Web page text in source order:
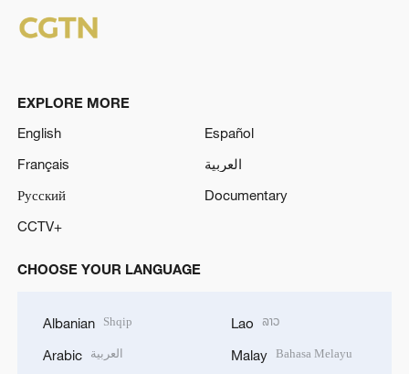
EXPLORE MORE
English
Español
Français
العربية
Русский
Documentary
CCTV+
CHOOSE YOUR LANGUAGE
Albanian Shqip
Arabic العربية
Lao ລາວ
Malay Bahasa Melayu